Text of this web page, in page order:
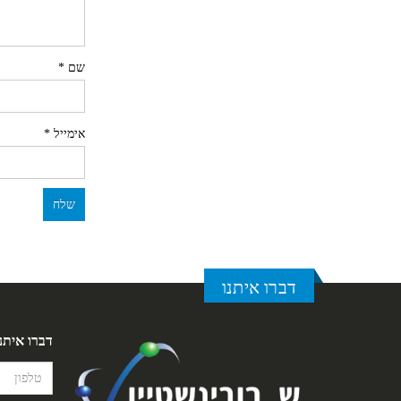
שם*
אימייל*
דברו איתנו
דברו